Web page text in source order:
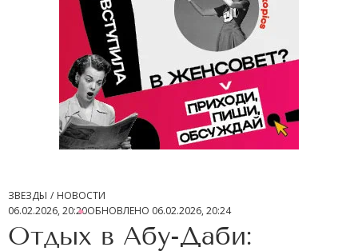
ЗВЕЗДЫ
НОВОСТИ
06.02.2026, 20:20ОБНОВЛЕНО 06.02.2026, 20:24
Отдых в Абу-Даби: